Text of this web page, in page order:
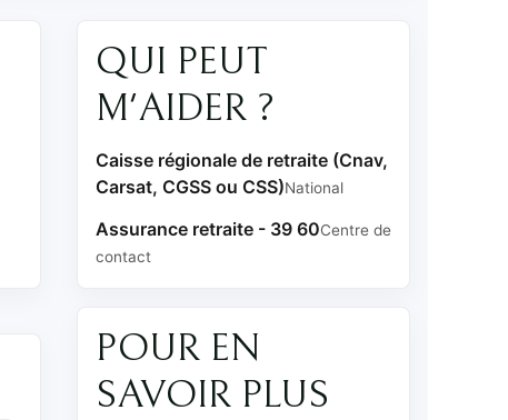
QUI PEUT
M'AIDER ?
Caisse régionale de retraite (Cnav,
Carsat, CGSS ou CSS)National
Assurance retraite - 39 60Centre de
contact
POUR EN
SAVOIR PLUS